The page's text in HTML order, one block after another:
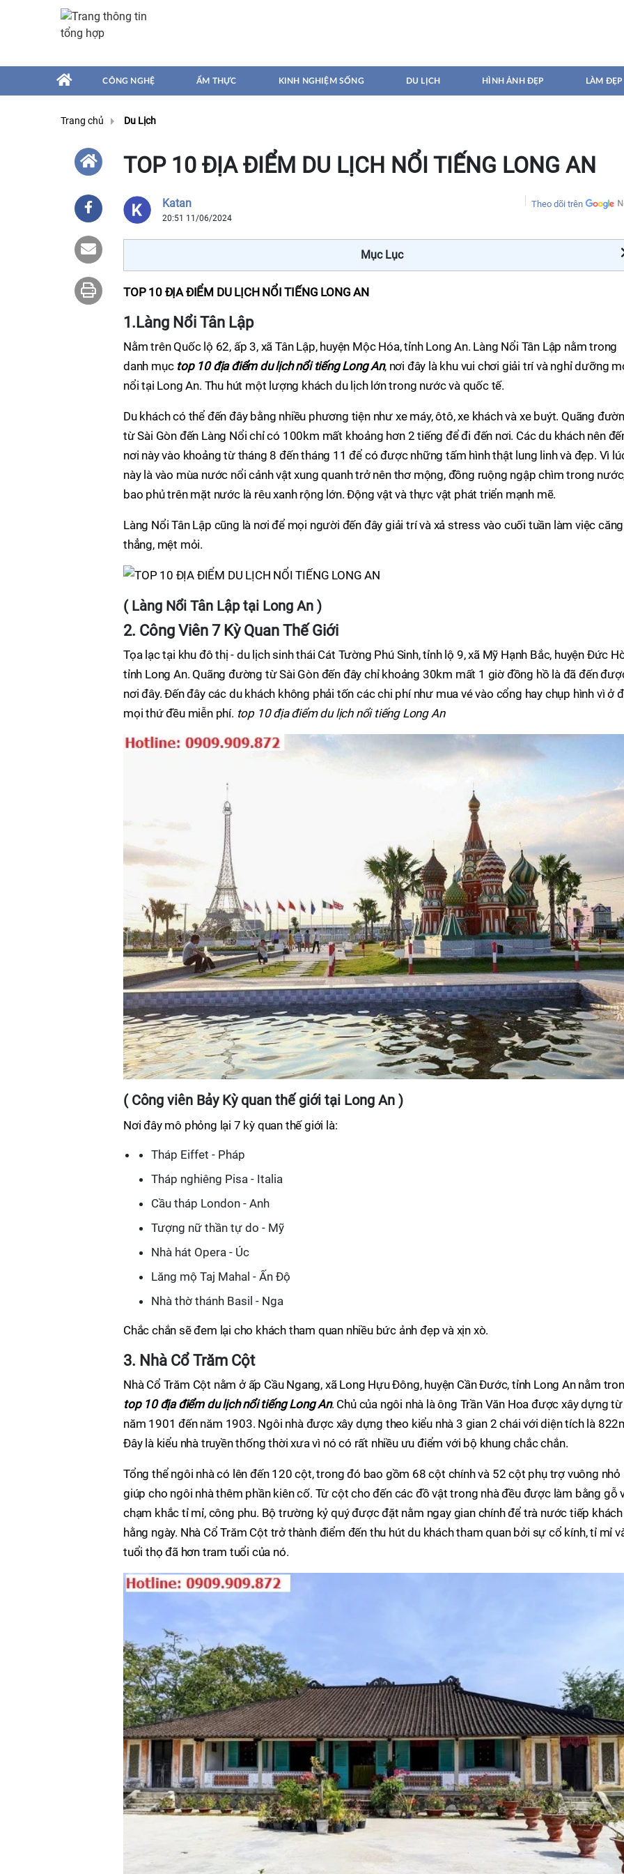
CÔNG NGHỆ ẨM THỰC KINH NGHIỆM SỐNG DU LỊCH HÌNH ẢNH ĐẸP LÀM ĐẸP
Trang chủ Du Lịch
TOP 10 ĐỊA ĐIỂM DU LỊCH NỔI TIẾNG LONG AN
Katan
20:51 11/06/2024
Theo dõi trên
Mục Lục
TOP 10 ĐỊA ĐIỂM DU LỊCH NỔI TIẾNG LONG AN
1.Làng Nổi Tân Lập
Nằm trên Quốc lộ 62, ấp 3, xã Tân Lập, huyện Mộc Hóa, tỉnh Long An. Làng Nổi Tân Lập nằm trong
danh mục top 10 địa điểm du lịch nổi tiếng Long An, nơi đây là khu vui chơi giải trí và nghỉ dưỡng
nổi tại Long An. Thu hút một lượng khách du lịch lớn trong nước và quốc tế.
Du khách có thể đến đây bằng nhiều phương tiện như xe máy, ôtô, xe khách và xe buýt. Quãng
từ Sài Gòn đến Làng Nổi chỉ có 100km mất khoảng hơn 2 tiếng để đi đến nơi. Các du khách nên
nơi này vào khoảng từ tháng 8 đến tháng 11 để có được những tấm hình thật lung linh và đẹp. Vì
này là vào mùa nước nổi cảnh vật xung quanh trở nên thơ mộng, đồng ruộng ngập chìm trong
bao phủ trên mặt nước là rêu xanh rộng lớn. Động vật và thực vật phát triển mạnh mẽ.
Làng Nổi Tân Lập cũng là nơi để mọi người đến đây giải trí và xả stress vào cuối tuần làm việc căng
thẳng, mệt mỏi.
( Làng Nổi Tân Lập tại Long An )
2. Công Viên 7 Kỳ Quan Thế Giới
Tọa lạc tại khu đô thị - du lịch sinh thái Cát Tường Phú Sinh, tỉnh lộ 9, xã Mỹ Hạnh Bắc, huyện Đức
tỉnh Long An. Quãng đường từ Sài Gòn đến đây chỉ khoảng 30km mất 1 giờ đồng hồ là đã đến
nơi đây. Đến đây các du khách không phải tốn các chi phí như mua vé vào cổng hay chụp hình vì ở
mọi thứ đều miễn phí. top 10 địa điểm du lịch nổi tiếng Long An
( Công viên Bảy Kỳ quan thế giới tại Long An )
Nơi đây mô phỏng lại 7 kỳ quan thế giới là:
Tháp Eiffet - Pháp
Tháp nghiêng Pisa - Italia
Cầu tháp London - Anh
Tượng nữ thần tự do - Mỹ
Nhà hát Opera - Úc
Lăng mộ Taj Mahal - Ấn Độ
Nhà thờ thánh Basil - Nga
Chắc chắn sẽ đem lại cho khách tham quan nhiều bức ảnh đẹp và xịn xò.
3. Nhà Cổ Trăm Cột
Nhà Cổ Trăm Cột nằm ở ấp Cầu Ngang, xã Long Hựu Đông, huyện Cần Đước, tỉnh Long An nằm
top 10 địa điểm du lịch nổi tiếng Long An. Chủ của ngôi nhà là ông Trần Văn Hoa được xây dựng từ
năm 1901 đến năm 1903. Ngôi nhà được xây dựng theo kiểu nhà 3 gian 2 chái với diện tích là
Đây là kiểu nhà truyền thống thời xưa vì nó có rất nhiều ưu điểm với bộ khung chắc chắn.
Tổng thể ngôi nhà có lên đến 120 cột, trong đó bao gồm 68 cột chính và 52 cột phụ trợ vuông nhỏ
giúp cho ngôi nhà thêm phần kiên cố. Từ cột cho đến các đồ vật trong nhà đều được làm bằng gỗ
chạm khắc tỉ mỉ, công phu. Bộ trường kỷ quý được đặt nằm ngay gian chính để trà nước tiếp khách
hằng ngày. Nhà Cổ Trăm Cột trở thành điểm đến thu hút du khách tham quan bởi sự cổ kính, tỉ mỉ
tuổi thọ đã hơn tram tuổi của nó.